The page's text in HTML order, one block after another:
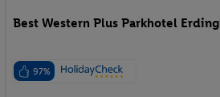
Best Western Plus Parkhotel Erding
97%